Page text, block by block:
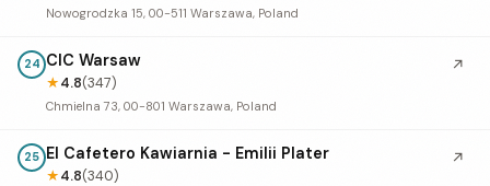
Nowogrodzka 15, 00-511 Warszawa, Poland
24 CIC Warsaw
★4.8(347)
Chmielna 73, 00-801 Warszawa, Poland
↗
25 El Cafetero Kawiarnia - Emilii Plater
★4.8(340)
↗